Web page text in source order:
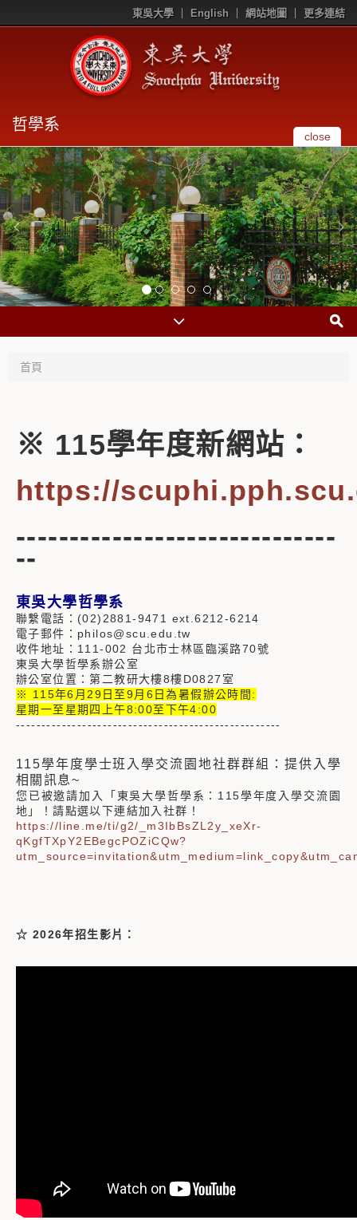
東吳大學 English 網站地圖 更多連結
哲學系
close
首頁
※ 115學年度新網站：
https://
------------------------------
--
東吳大學哲學系
聯繫電話：(02)2881-9471 ext.6212-6214
電子郵件：philos@scu.edu.tw
收件地址：111-002 台北市士林區臨溪路70號
東吳大學哲學系辦公室
辦公室位置：第二教研大樓8樓D0827室
※ 115年6月29日至9月6日為暑假辦公時間:
星期一至星期四上午8:00至下午4:00
----------------------------------------------------
115學年度學士班入學交流園地社群群組：提供入學
相關訊息~
您已被邀請加入「東吳大學哲學系：115學年度入學交流園
地」！請點選以下連結加入社群！
https://line.me/ti/g2/_m3IbBsZL2y_xeXr-
qKgfTXpY2EBegcPOZiCQw?
☆ 2026年招生影片：